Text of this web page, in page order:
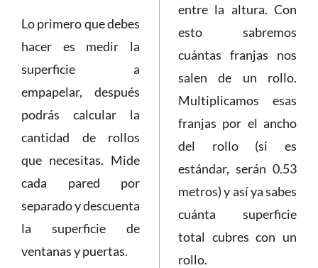
Lo primero que debes
hacer es medir la
superficie a
empapelar, después
podrás calcular la
cantidad de rollos
que necesitas. Mide
cada pared por
separado y descuenta
la superficie de
ventanas y puertas.
entre la altura. Con
esto sabremos
cuántas franjas nos
salen de un rollo.
Multiplicamos esas
franjas por el ancho
del rollo (si es
estándar, serán 0.53
metros) y así ya sabes
cuánta superficie
total cubres con un
rollo.